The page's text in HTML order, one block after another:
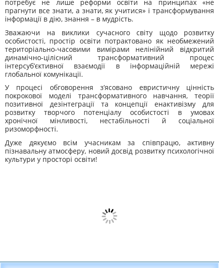
потребує не лише реформи освіти на принципах «не
прагнути все знати, а знати, як учитися» і трансформування
інформації в дію, знання – в мудрість.
Зважаючи на виклики сучасного світу щодо розвитку
особистості, простір освіти потрактовано як необмежений
територіально-часовими вимірами нелінійний відкритий
динамічно-цілісний трансформативний процес
інтерсуб’єктивної взаємодії в інформаційній мережі
глобальної комунікації.
У процесі обговорення з’ясовано евристичну цінність
покрокової моделі трансформативного навчання, теорії
позитивної дезінтеграції та концепції енактивізму для
розвитку творчого потенціалу особистості в умовах
хронічної мінливості, нестабільності й соціальної
ризоморфності.
Дуже дякуємо всім учасникам за співпрацю, активну
пізнавальну атмосферу, новий досвід розвитку психологічної
культури у просторі освіти!